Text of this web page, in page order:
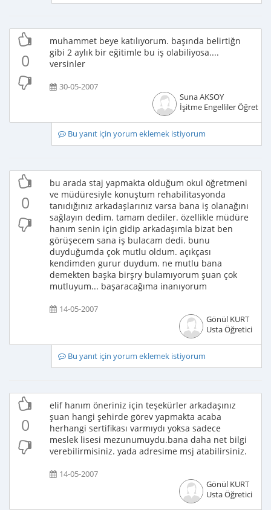
0
muhammet beye katılıyorum. başında belirtiğn
gibi 2 aylık bir eğitimle bu iş olabiliyosa....
versinler
30-05-2007
Suna AKSOY
İşitme Engelliler
Bu yanıt için yorum eklemek istiyorum
0
bu arada staj yapmakta olduğum okul öğretmeni
ve müdüresiyle konuştum rehabilitasyonda
tanıdığınız arkadaşlarınız varsa bana iş olanağını
sağlayın dedim. tamam dediler. özellikle müdüre
hanım senin için gidip arkadaşımla bizat ben
görüşecem sana iş bulacam dedi. bunu
duyduğumda çok mutlu oldum. açıkçası
kendimden gurur duydum. ne mutlu bana
demekten başka birşry bulamıyorum şuan çok
mutluyum... başaracağıma inanıyorum
14-05-2007
Gönül KURT
Usta Öğretici
Bu yanıt için yorum eklemek istiyorum
0
elif hanım öneriniz için teşekürler arkadaşınız
şuan hangi şehirde görev yapmakta acaba
herhangi sertifikası varmıydı yoksa sadece
meslek lisesi mezunumuydu.bana daha net bilgi
verebilirmisiniz. yada adresime msj atabilirsiniz.
14-05-2007
Gönül KURT
Usta Öğretici